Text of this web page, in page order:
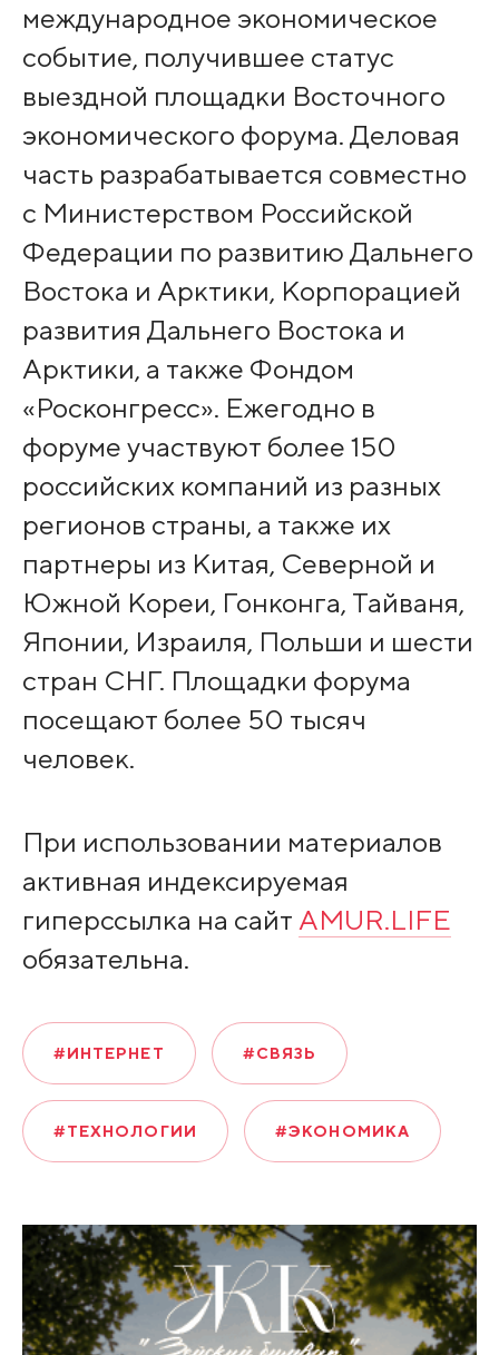
международное экономическое
событие, получившее статус
выездной площадки Восточного
экономического форума. Деловая
часть разрабатывается совместно
с Министерством Российской
Федерации по развитию Дальнего
Востока и Арктики, Корпорацией
развития Дальнего Востока и
Арктики, а также Фондом
«Росконгресс». Ежегодно в
форуме участвуют более 150
российских компаний из разных
регионов страны, а также их
партнеры из Китая, Северной и
Южной Кореи, Гонконга, Тайваня,
Японии, Израиля, Польши и шести
стран СНГ. Площадки форума
посещают более 50 тысяч
человек.
При использовании материалов
активная индексируемая
гиперссылка на сайт AMUR.LIFE
обязательна.
#ИНТЕРНЕТ #СВЯЗЬ
#ТЕХНОЛОГИИ #ЭКОНОМИКА